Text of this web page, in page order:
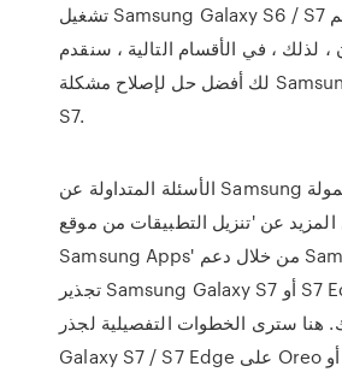
تشغيل Samsung Galaxy S6 / S7 بشكل طبيعي أو قم
، لذلك ، في الأقسام التالية ، سنقدم
لك أفضل حل لإصلاح مشكلة Samsung Galaxy S6 /
S7.
الأسئلة المتداولة عن Samsung الهواتف المحمولة‎.
عن 'تنزيل التطبيقات من موقع
Samsung Apps' من خلال دعم Samsung. يمكّنك
تجذير Samsung Galaxy S7 أو S7 Edge من التحكم
هنا سترى الخطوات التفصيلية لجذر
Galaxy S7 / S7 Edge على Oreo أو Nougat أو